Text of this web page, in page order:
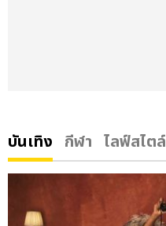
บันเทิง กีฬา ไลฟ์สไตล์